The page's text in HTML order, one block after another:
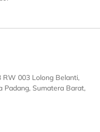
RW 003 Lolong Belanti,
Padang, Sumatera Barat,